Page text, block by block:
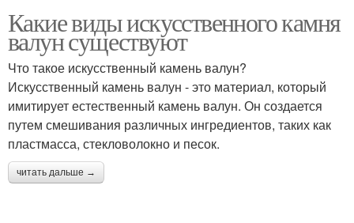
Какие виды искусственного камня
валун существуют
Что такое искусственный камень валун?
Искусственный камень валун - это материал, который
имитирует естественный камень валун. Он создается
путем смешивания различных ингредиентов, таких как
пластмасса, стекловолокно и песок.
читать дальше →